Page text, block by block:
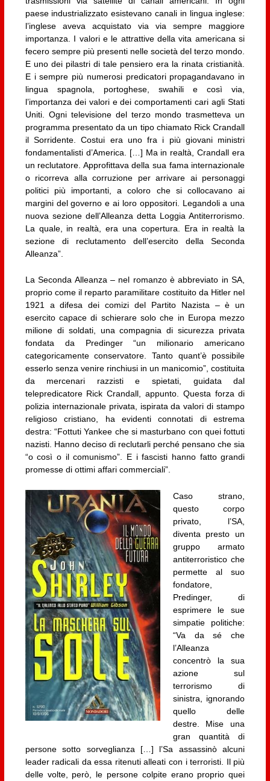
paese industrializzato esistevano canali in lingua inglese:
l’inglese aveva acquistato via via sempre maggiore
importanza. I valori e le attrattive della vita americana si
fecero sempre più presenti nelle società del terzo mondo.
E uno dei pilastri di tale pensiero era la rinata cristianità.
E i sempre più numerosi predicatori propagandavano in
lingua spagnola, portoghese, swahili e così via,
l’importanza dei valori e dei comportamenti cari agli Stati
Uniti. Ogni televisione del terzo mondo trasmetteva un
programma presentato da un tipo chiamato Rick Crandall
il Sorridente. Costui era uno fra i più giovani ministri
fondamentalisti d’America. […] Ma in realtà, Crandall era
un reclutatore. Approfittava della sua fama internazionale
o ricorreva alla corruzione per arrivare ai personaggi
politici più importanti, a coloro che si collocavano ai
margini del governo e ai loro oppositori. Legandoli a una
nuova sezione dell’Alleanza detta Loggia Antiterrorismo.
La quale, in realtà, era una copertura. Era in realtà la
sezione di reclutamento dell’esercito della Seconda
Alleanza”.
La Seconda Alleanza – nel romanzo è abbreviato in SA,
proprio come il reparto paramilitare costituito da Hitler nel
1921 a difesa dei comizi del Partito Nazista – è un
esercito capace di schierare solo che in Europa mezzo
milione di soldati, una compagnia di sicurezza privata
fondata da Predinger “un milionario americano
categoricamente conservatore. Tanto quant’è possibile
esserlo senza venire rinchiusi in un manicomio”, costituita
da mercenari razzisti e spietati, guidata dal
telepredicatore Rick Crandall, appunto. Questa forza di
polizia internazionale privata, ispirata da valori di stampo
religioso cristiano, ha evidenti connotati di estrema
destra: “Fottuti Yankee che si masturbano con quei fottuti
nazisti. Hanno deciso di reclutarli perché pensano che sia
“o così o il comunismo”. E i fascisti hanno fatto grandi
promesse di ottimi affari commerciali”.
Caso strano,
questo corpo
privato, l’SA,
diventa presto un
gruppo armato
antiterroristico che
permette al suo
fondatore,
Predinger, di
esprimere le sue
simpatie politiche:
“Va da sé che
l’Alleanza
concentrò la sua
azione sul
terrorismo di
sinistra, ignorando
quello delle
destre. Mise una
gran quantità di
persone sotto sorveglianza […] l’Sa assassinò alcuni
leader radicali da essa ritenuti alleati con i terroristi. Il più
delle volte, però, le persone colpite erano proprio quei